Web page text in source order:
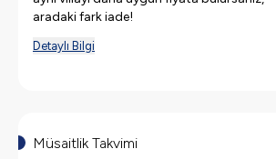
aradaki fark iade!
Detaylı Bilgi
Müsaitlik Takvimi